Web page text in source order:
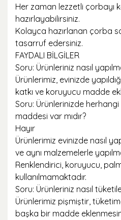
Her zaman lezzetli çorbayı
hazırlayabilirsiniz.
Kolayca hazırlanan çorba
tasarruf edersiniz.
FAYDALI BİLGİLER
Soru: Ürünleriniz nasıl
Ürünlerimiz, evinizde
katkı ve koruyucu madde
Soru: Ürünlerinizde
maddesi var mıdır?
Hayır
Ürünlerimiz evinizde nasıl
ve aynı malzemelerle
Renklendirici, koruyucu,
kullanılmamaktadır.
Soru: Ürünleriniz nasıl
Ürünlerimiz pişmiştir,
başka bir madde